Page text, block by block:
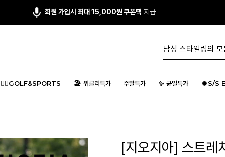
회원 가입시 최대 15,000원 쿠폰팩 지급
🏌️‍♂️GOLF&SPORTS 🏖️ 위클리특가 주말특가 ✨ 균일특가 🍀S/S
[지오지아] 스트레